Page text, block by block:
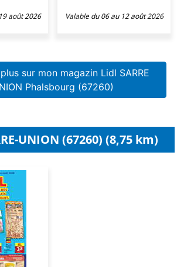
août 2026 Valable du 06 au 12 août 2026
sur mon magazin Lidl SARRE
Phalsbourg (67260)
UNION (67260) (8,75 km)